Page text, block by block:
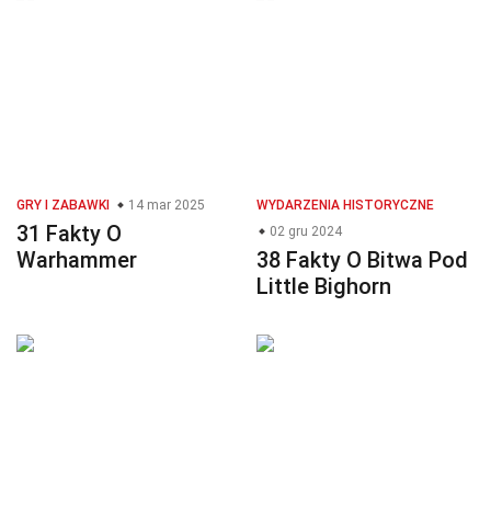
GRY I ZABAWKI 14 mar 2025
31 Fakty O
Warhammer
WYDARZENIA HISTORYCZNE
02 gru 2024
38 Fakty O Bitwa Pod
Little Bighorn